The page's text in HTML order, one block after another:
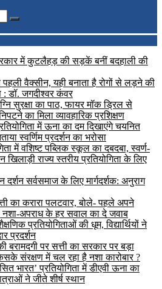
में कुटलैहड़ की सड़कें बनीं बदहाली की
वैक्सीन, यही बनाता है रोगों से लड़ने की
: डॉ. जगदीश्वर कंवर
सुरक्षा का पाठ, फायर मॉक ड्रिल से
का मिला व्यावहारिक प्रशिक्षण
में ऊना का दम दिखाएंगे चयनित
स्वर्णिम प्रदर्शन का भरोसा
में वशिष्ट पब्लिक स्कूल का दबदबा, स्वर्ण-
राज्य स्तरीय प्रतियोगिता के लिए
दर्शन सर्वसमाज के लिए मार्गदर्शक: अनुराग
का करारा पलटवार, बोले- पहले अपने
नशा-अपराध के हर सवाल का दे जवाब
प्रतियोगिताओं की धूम, विद्यार्थियों ने
प्रदर्शन
बरामदगी पर सत्ती का सरकार पर बड़ा
संरक्षण में चल रहा है नशा कारोबार ?
भारत’ प्रतियोगिता में डीएवी ऊना का
ने जीते शीर्ष स्थान